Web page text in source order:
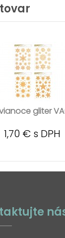
gliter
1,70 € s DPH